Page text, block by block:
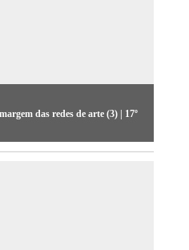
das redes de arte (3) | 17º
e parcerias entre
A mesa integra os